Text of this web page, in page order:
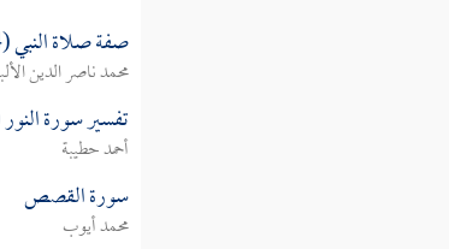
صفة صلاة النبي (4)
محمد ناصر الدين
تفسير سورة النور
أحمد حطيبة
سورة القصص
محمد أيوب